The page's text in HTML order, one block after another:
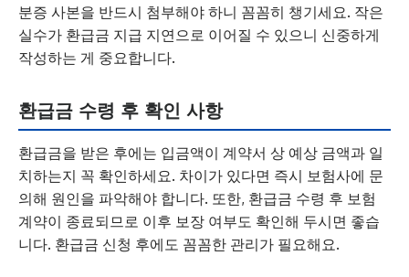
분증 사본을 반드시 첨부해야 하니 꼼꼼히 챙기세요. 작은
실수가 환급금 지급 지연으로 이어질 수 있으니 신중하게
작성하는 게 중요합니다.
환급금 수령 후 확인 사항
환급금을 받은 후에는 입금액이 계약서 상 예상 금액과 일
치하는지 꼭 확인하세요. 차이가 있다면 즉시 보험사에 문
의해 원인을 파악해야 합니다. 또한, 환급금 수령 후 보험
계약이 종료되므로 이후 보장 여부도 확인해 두시면 좋습
니다. 환급금 신청 후에도 꼼꼼한 관리가 필요해요.